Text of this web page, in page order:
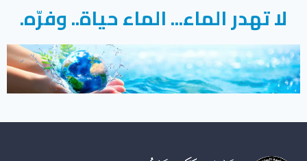
لا تهدر الماء... الماء حياة.. وفرّه.